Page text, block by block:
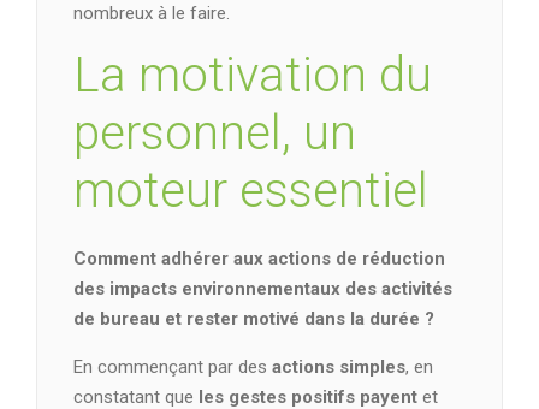
nombreux à le faire.
La motivation du
personnel, un
moteur essentiel
Comment adhérer aux actions de réduction
des impacts environnementaux des activités
de bureau et rester motivé dans la durée ?
En commençant par des actions simples, en
constatant que les gestes positifs payent et